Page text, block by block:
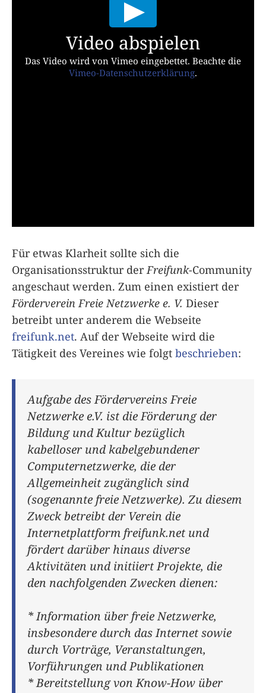
Video abspielen
Das Video wird von Vimeo eingebettet. Beachte die
Vimeo-Datenschutzerklärung.
Für etwas Klarheit sollte sich die
Organisationsstruktur derFreifunk-Community
angeschaut werden. Zum einen existiert der
Förderverein Freie Netzwerke e. V. Dieser
betreibt unter anderem die Webseite
freifunk.net. Auf der Webseite wird die
Tätigkeit des Vereines wie folgt beschrieben:
Aufgabe des Fördervereins Freie
Netzwerke e.V. ist die Förderung der
Bildung und Kultur bezüglich
kabelloser und kabelgebundener
Computernetzwerke, die der
Allgemeinheit zugänglich sind
(sogenannte freie Netzwerke). Zu diesem
Zweck betreibt der Verein die
Internetplattform freifunk.net und
fördert darüber hinaus diverse
Aktivitäten und initiiert Projekte, die
den nachfolgenden Zwecken dienen:
* Information über freie Netzwerke,
insbesondere durch das Internet sowie
durch Vorträge, Veranstaltungen,
Vorführungen und Publikationen
* Bereitstellung von Know-How über